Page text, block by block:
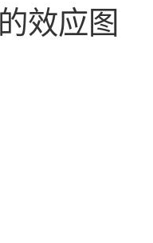
的效应图